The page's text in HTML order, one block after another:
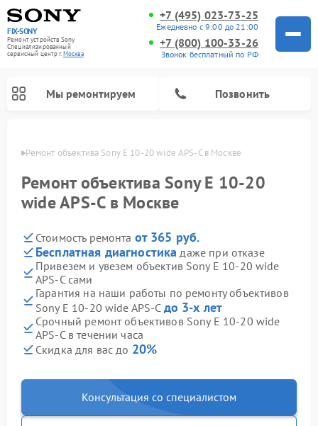
FIX-SONY
Ремонт устройств Sony
Специализированный
cервисный центр г.Москва
+7 (495) 023-73-25
Ежедневно с 9:00 до 21:00
+7 (800) 100-33-26
Звонок бесплатный по РФ
Мы ремонтируем Позвонить
Ремонт объектива Sony E 10‑20 wide APS‑C в Москве
Ремонт объектива Sony E 10‑20
wide APS‑C в Москве
Стоимость ремонта от 365 руб.
Бесплатная диагностика даже при отказе
Привезем и увезем объектив Sony E 10‑20 wide
APS‑C сами
Гарантия на наши работы по ремонту объективов
Sony E 10‑20 wide APS‑C до 3-х лет
Срочный ремонт объективов Sony E 10‑20 wide
APS‑C в течении часа
Скидка для вас до 20%
Консультация со специалистом